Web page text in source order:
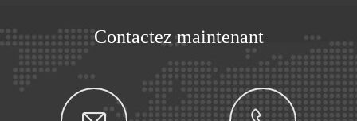
Contactez maintenant